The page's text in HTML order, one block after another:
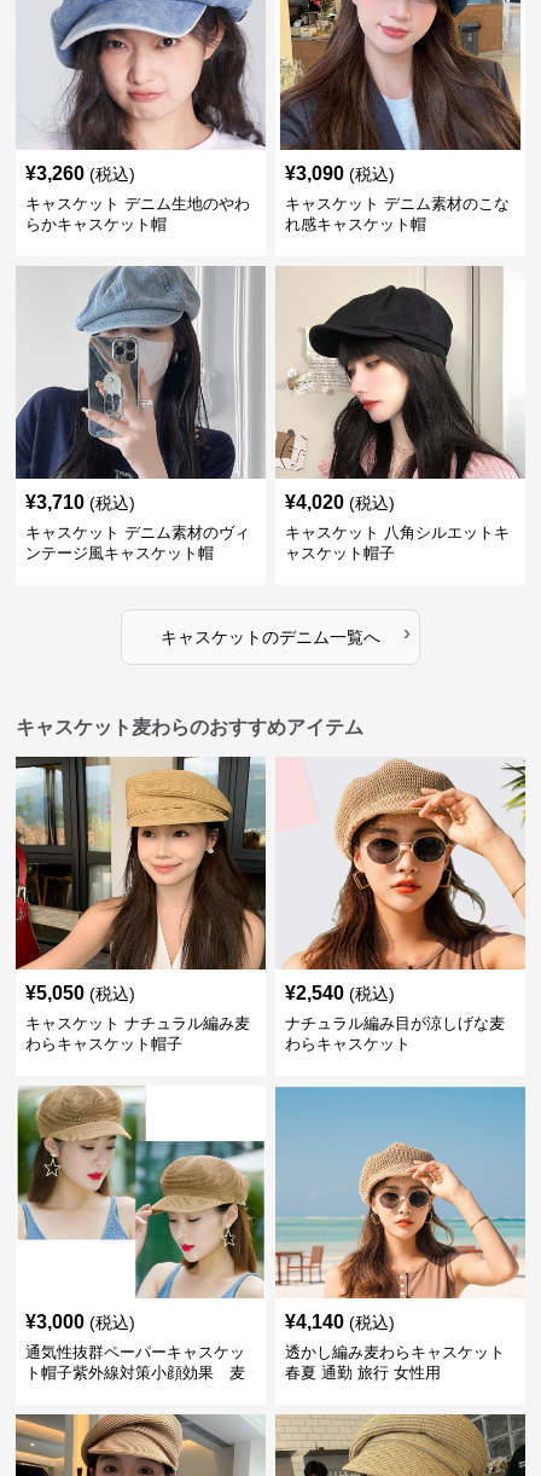
¥3,260 (税込)
キャスケット デニム生地のやわ
らかキャスケット帽
¥3,090 (税込)
キャスケット デニム素材のこな
れ感キャスケット帽
¥3,710 (税込)
キャスケット デニム素材のヴィ
ンテージ風キャスケット帽
¥4,020 (税込)
キャスケット 八角シルエットキ
ャスケット帽子
キャスケットのデニム一覧へ ›
キャスケット麦わらのおすすめアイテム
¥5,050 (税込)
キャスケット ナチュラル編み麦
わらキャスケット帽子
¥2,540 (税込)
ナチュラル編み目が涼しげな麦
わらキャスケット
¥3,000 (税込)
通気性抜群ペーパーキャスケッ
ト帽子紫外線対策小顔効果 麦
¥4,140 (税込)
透かし編み麦わらキャスケット
春夏 通勤 旅行 女性用